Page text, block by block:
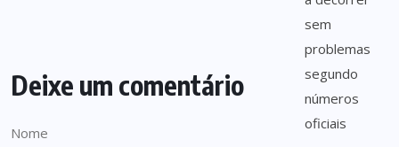
Deixe um comentário